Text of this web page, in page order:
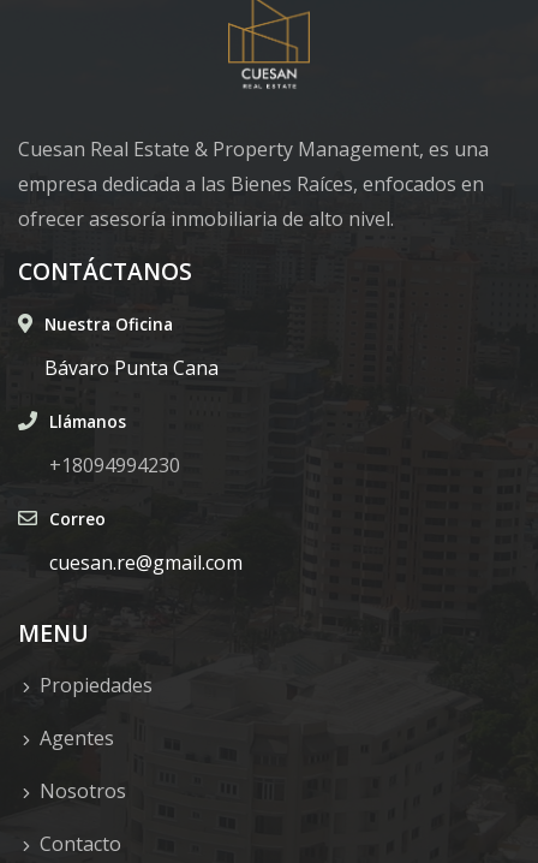
Cuesan Real Estate & Property Management, es una
empresa dedicada a las Bienes Raíces, enfocados en
ofrecer asesoría inmobiliaria de alto nivel.
CONTÁCTANOS
Nuestra Oficina
Bávaro Punta Cana
Llámanos
+18094994230
Correo
cuesan.re@gmail.com
MENU
Propiedades
Agentes
Nosotros
Contacto